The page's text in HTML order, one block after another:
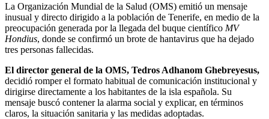
La Organización Mundial de la Salud (OMS) emitió un mensaje
inusual y directo dirigido a la población de Tenerife, en medio de la
preocupación generada por la llegada del buque científico MV
Hondius, donde se confirmó un brote de hantavirus que ha dejado
tres personas fallecidas.
El director general de la OMS, Tedros Adhanom Ghebreyesus,
decidió romper el formato habitual de comunicación institucional y
dirigirse directamente a los habitantes de la isla española. Su
mensaje buscó contener la alarma social y explicar, en términos
claros, la situación sanitaria y las medidas adoptadas.